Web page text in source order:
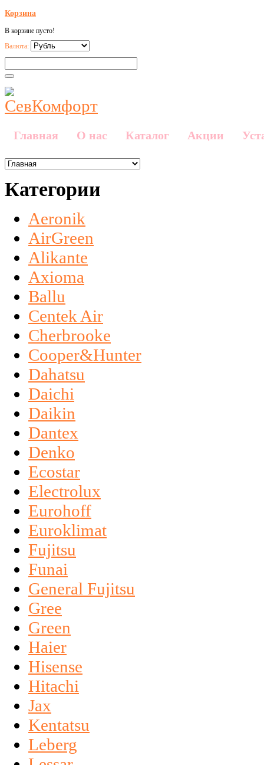
Корзина
В корзине пусто!
Валюта:
Главная О нас Каталог Акции
Категории
Aeronik
AirGreen
Alikante
Axioma
Ballu
Centek Air
Cherbrooke
Cooper&Hunter
Dahatsu
Daichi
Daikin
Dantex
Denko
Ecostar
Electrolux
Eurohoff
Euroklimat
Fujitsu
Funai
General Fujitsu
Gree
Green
Haier
Hisense
Hitachi
Jax
Kentatsu
Leberg